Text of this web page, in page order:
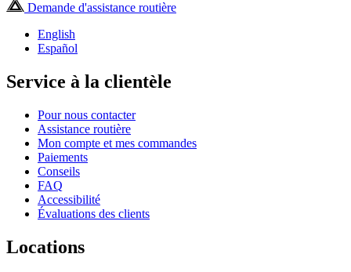
Demande d'assistance routière
English
Español
Service à la clientèle
Pour nous contacter
Assistance routière
Mon compte et mes commandes
Paiements
Conseils
FAQ
Accessibilité
Évaluations des clients
Locations